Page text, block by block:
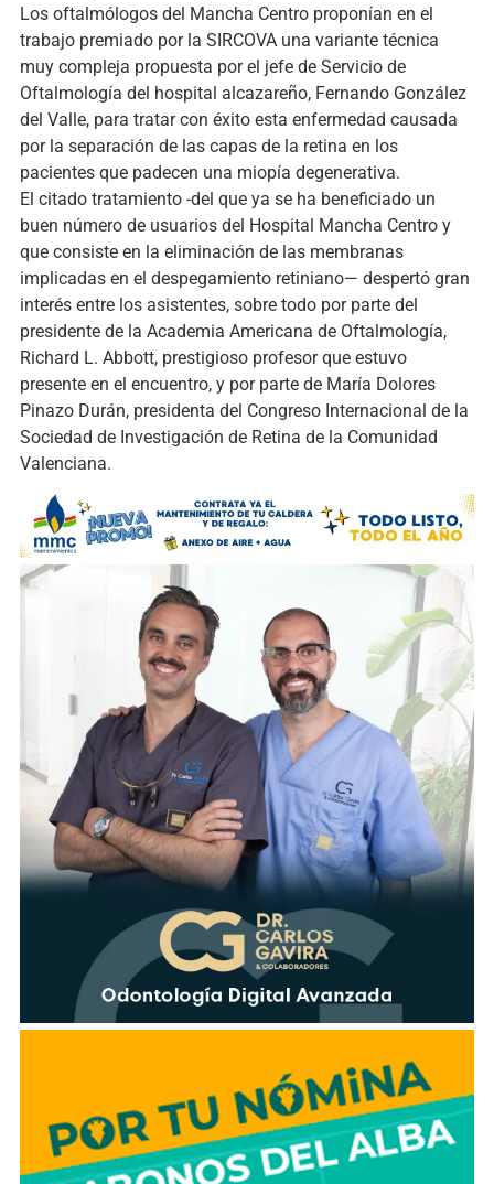
Los oftalmólogos del Mancha Centro proponían en el
trabajo premiado por la SIRCOVA una variante técnica
muy compleja propuesta por el jefe de Servicio de
Oftalmología del hospital alcazareño, Fernando González
del Valle, para tratar con éxito esta enfermedad causada
por la separación de las capas de la retina en los
pacientes que padecen una miopía degenerativa.
El citado tratamiento -del que ya se ha beneficiado un
buen número de usuarios del Hospital Mancha Centro y
que consiste en la eliminación de las membranas
implicadas en el despegamiento retiniano— despertó gran
interés entre los asistentes, sobre todo por parte del
presidente de la Academia Americana de Oftalmología,
Richard L. Abbott, prestigioso profesor que estuvo
presente en el encuentro, y por parte de María Dolores
Pinazo Durán, presidenta del Congreso Internacional de la
Sociedad de Investigación de Retina de la Comunidad
Valenciana.